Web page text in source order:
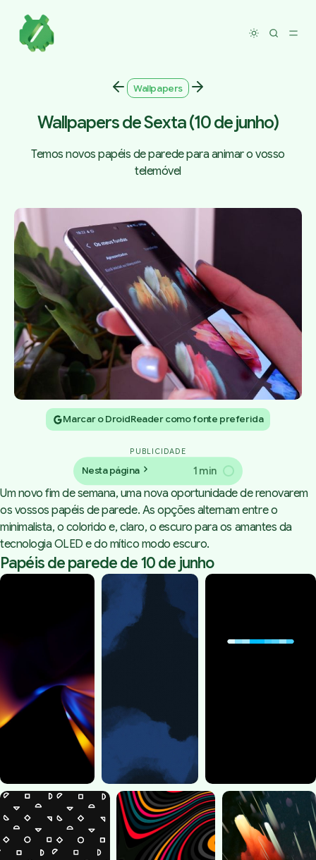
Toggle
Wallpapers
Wallpapers de Sexta (10 de junho)
Temos novos papéis de parede para animar o vosso
telemóvel
Marcar o DroidReader como fonte preferida
PUBLICIDADE
Nesta página 1 min
Um novo fim de semana, uma nova oportunidade de renovarem
os vossos papéis de parede. As opções alternam entre o
minimalista, o colorido e, claro, o escuro para os amantes da
tecnologia OLED e do mítico modo escuro.
Papéis de parede de 10 de junho